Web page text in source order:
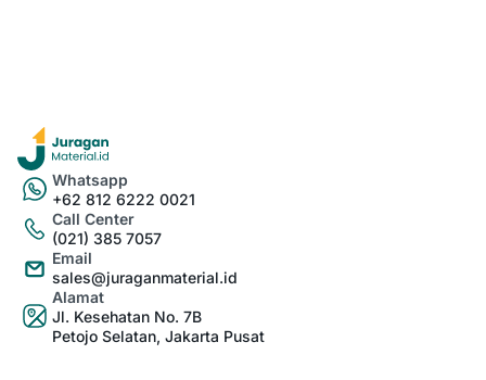
Whatsapp
+62 812 6222 0021
Call Center
(021) 385 7057
Email
sales@juraganmaterial.id
Alamat
Jl. Kesehatan No. 7B
Petojo Selatan, Jakarta Pusat